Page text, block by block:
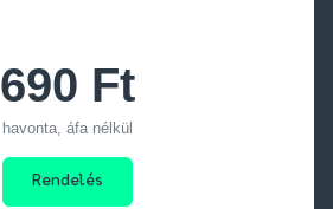
690 Ft
havonta, áfa nélkül
Rendelés